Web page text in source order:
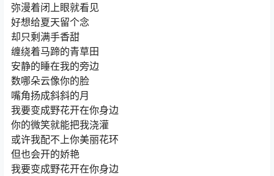
弥漫着闭上眼就看见
好想给夏天留个念
却只剩满手香甜
缠绕着马蹄的青草田
安静的睡在我的旁边
数哪朵云像你的脸
嘴角扬成斜斜的月
我要变成野花开在你身边
你的微笑就能把我浇灌
或许我配不上你美丽花环
但也会开的娇艳
我要变成野花开在你身边